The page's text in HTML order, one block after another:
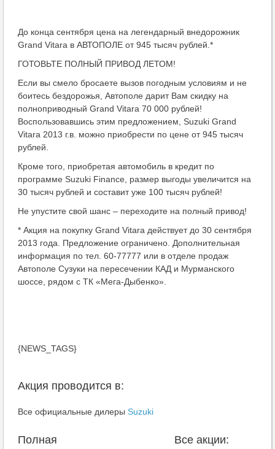
До конца сентября цена на легендарный внедорожник
Grand Vitara в АВТОПОЛЕ от 945 тысяч рублей.*
ГОТОВЬТЕ ПОЛНЫЙ ПРИВОД ЛЕТОМ!
Если вы смело бросаете вызов погодным условиям и не
боитесь бездорожья, Автополе дарит Вам скидку на
полноприводный Grand Vitara 70 000 рублей!
Воспользовавшись этим предложением, Suzuki Grand
Vitara 2013 г.в. можно приобрести по цене от 945 тысяч
рублей.
Кроме того, приобретая автомобиль в кредит по
программе Suzuki Finance, размер выгоды увеличится на
30 тысяч рублей и составит уже 100 тысяч рублей!
Не упустите свой шанс – переходите на полный привод!
* Акция на покупку Grand Vitara действует до 30 сентября
2013 года. Предложение ограничено. Дополнительная
информация по тел. 60-77777 или в отделе продаж
Автополе Сузуки на пересечении КАД и Мурманского
шоссе, рядом с ТК «Мега-Дыбенко».
{NEWS_TAGS}
Акция проводится в:
Все официальные дилеры Suzuki
Полная
Все акции: